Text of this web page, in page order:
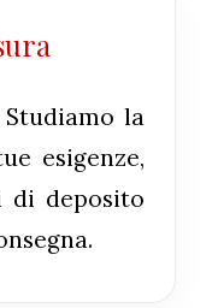
la
esigenze,
di deposito